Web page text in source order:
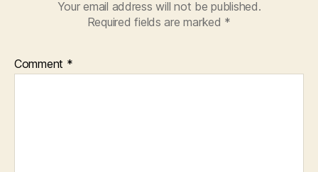
Your email address will not be published.
Required fields are marked *
Comment *